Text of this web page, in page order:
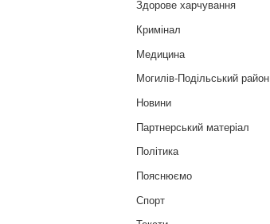
Здорове харчування
Кримінал
Медицина
Могилів-Подільський район
Новини
Партнерський матеріал
Політика
Пояснюємо
Спорт